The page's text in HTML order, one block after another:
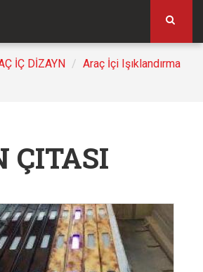
İÇ DİZAYN
Araç İçi Işıklandırma
ÇITASI